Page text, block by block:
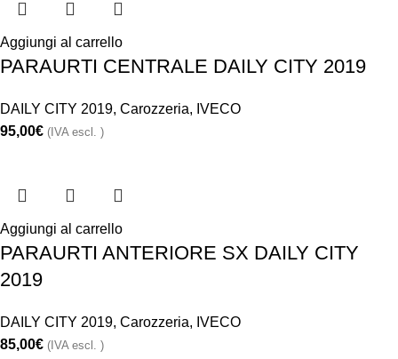
Aggiungi al carrello
PARAURTI CENTRALE DAILY CITY 2019
DAILY CITY 2019, Carozzeria, IVECO
95,00€ (IVA escl. )
Aggiungi al carrello
PARAURTI ANTERIORE SX DAILY CITY
2019
DAILY CITY 2019, Carozzeria, IVECO
85,00€ (IVA escl. )